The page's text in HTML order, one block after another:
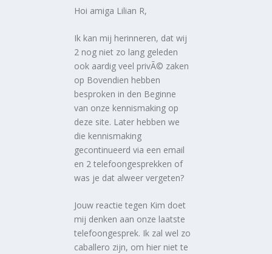
Hoi amiga Lilian R,
Ik kan mij herinneren, dat wij
2 nog niet zo lang geleden
ook aardig veel privÃ© zaken
op Bovendien hebben
besproken in den Beginne
van onze kennismaking op
deze site. Later hebben we
die kennismaking
gecontinueerd via een email
en 2 telefoongesprekken of
was je dat alweer vergeten?
Jouw reactie tegen Kim doet
mij denken aan onze laatste
telefoongesprek. Ik zal wel zo
caballero zijn, om hier niet te